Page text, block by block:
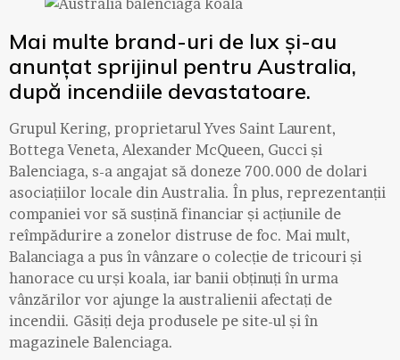
Mai multe brand-uri de lux și-au
anunțat sprijinul pentru Australia,
după incendiile devastatoare.
Grupul Kering, proprietarul Yves Saint Laurent,
Bottega Veneta, Alexander McQueen, Gucci și
Balenciaga, s-a angajat să doneze 700.000 de dolari
asociațiilor locale din Australia. În plus, reprezentanții
companiei vor să susțină financiar și acțiunile de
reîmpădurire a zonelor distruse de foc. Mai mult,
Balanciaga a pus în vânzare o colecție de tricouri și
hanorace cu urși koala, iar banii obținuți în urma
vânzărilor vor ajunge la australienii afectați de
incendii. Găsiți deja produsele pe site-ul și în
magazinele Balenciaga.